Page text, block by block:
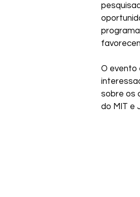
O evento
sobre os
do MIT e